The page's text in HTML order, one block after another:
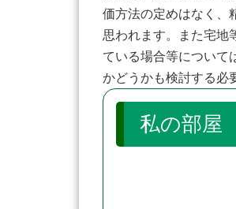
価方法の定めはなく、
思われます。また宅地
ている場合等について
かどうかも検討する必
私の部